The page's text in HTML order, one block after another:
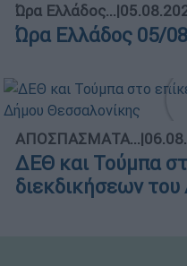
Ώρα Ελλάδος...|
Ώρα Ελλάδος 05/
ΑΠΟΣΠΑΣΜΑΤΑ...|
ΔΕΘ και Τούμπα
διεκδικήσεων